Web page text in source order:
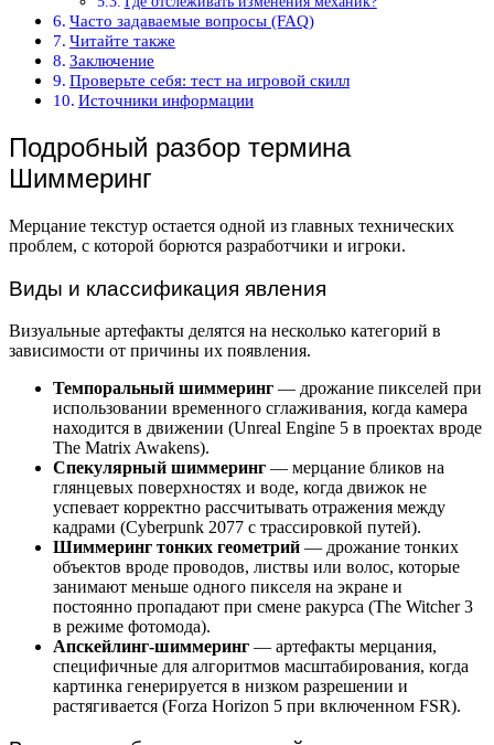
Часто задаваемые вопросы (FAQ)
Читайте также
Заключение
Проверьте себя: тест на игровой скилл
Источники информации
Подробный разбор термина
Шиммеринг
Мерцание текстур остается одной из главных технических
проблем, с которой борются разработчики и игроки.
Виды и классификация явления
Визуальные артефакты делятся на несколько категорий в
зависимости от причины их появления.
Темпоральный шиммеринг — дрожание пикселей при
использовании временного сглаживания, когда камера
находится в движении (Unreal Engine 5 в проектах вроде
The Matrix Awakens).
Спекулярный шиммеринг — мерцание бликов на
глянцевых поверхностях и воде, когда движок не
успевает корректно рассчитывать отражения между
кадрами (Cyberpunk 2077 с трассировкой путей).
Шиммеринг тонких геометрий — дрожание тонких
объектов вроде проводов, листвы или волос, которые
занимают меньше одного пикселя на экране и
постоянно пропадают при смене ракурса (The Witcher 3
в режиме фотомода).
Апскейлинг-шиммеринг — артефакты мерцания,
специфичные для алгоритмов масштабирования, когда
картинка генерируется в низком разрешении и
растягивается (Forza Horizon 5 при включенном FSR).